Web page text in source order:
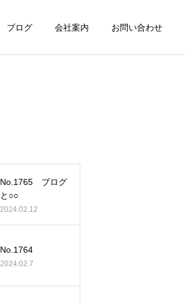
ブログ 会社案内 お問い合わせ
No.1765 ブログ
と○○
2024.02.12
No.1764
2024.02.7